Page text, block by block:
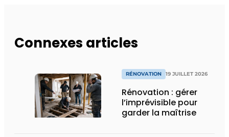
Connexes articles
RÉNOVATION 19 JUILLET 2026
Rénovation : gérer
l’imprévisible pour
garder la maîtrise